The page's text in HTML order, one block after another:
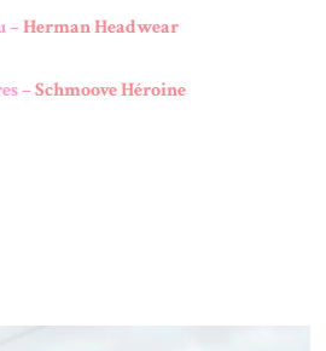
–Herman Headwear
–Schmoove Héroine